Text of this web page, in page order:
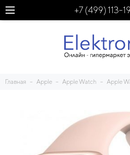
+7 (499) 113-
Главная Apple Apple Watch Apple